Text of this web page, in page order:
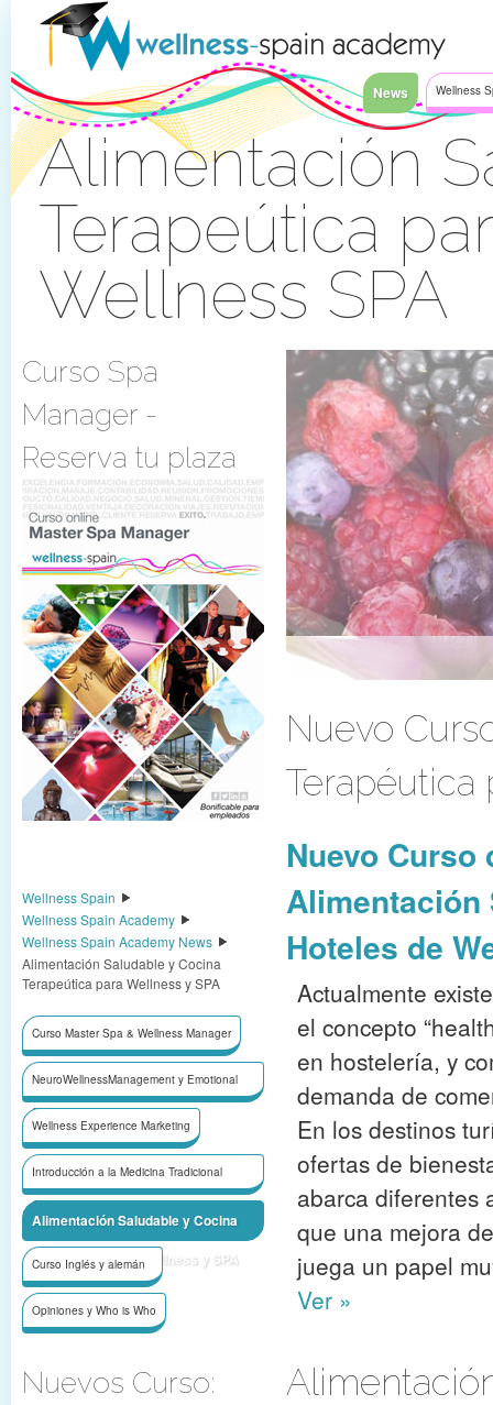
Saltar al contenido
News Wellness
Alimentación
Terapeútica
Wellness SPA
Curso Spa
Manager -
Reserva tu plaza
Wellness Spain
Wellness Spain Academy
Wellness Spain Academy News
Alimentación Saludable y Cocina
Terapeútica para Wellness y SPA
Curso Master Spa & Wellness Manager
NeuroWellnessManagement y Emotional
Selling/Ventas
Wellness Experience Marketing
Introducción a la Medicina Tradicional
China
Alimentación Saludable y Cocina
Terapeútica para Wellness y SPA
Curso Inglés y alemán
Opiniones y Who is Who
Nuevos Curso:
Nuevo
Terapéutica
Nuevo
Alimentación
Hoteles de
Actualmente
el concepto
en hostelería, y
demanda de
En los destinos
ofertas de
abarca diferentes
que una mejora
juega un papel
Ver »